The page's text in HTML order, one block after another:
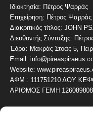
Ιδιοκτησία: Πέτρος Ψαρράς
Επιχείρηση: Πέτρος Ψαρράς
Διακριτικός τίτλος: JOHN
Διευθυντής Σύνταξης:
Έδρα: Μακράς Στοάς 5,
Email:
Website:
ΑΦΜ : 111751210 ΔΟΥ
ΑΡΙΘΜΟΣ ΓΕΜΗ